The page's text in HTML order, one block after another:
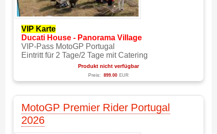
VIP Karte
Ducati House - Panorama Village
VIP-Pass MotoGP Portugal
Eintritt für 2 Tage/2 Tage mit Catering
Produkt nicht verfügbar
Preis: 899.00 EUR
MotoGP Premier Rider Portugal
2026